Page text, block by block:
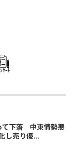
ｹｰﾄ
て下落 中東情勢悪
し売り優...